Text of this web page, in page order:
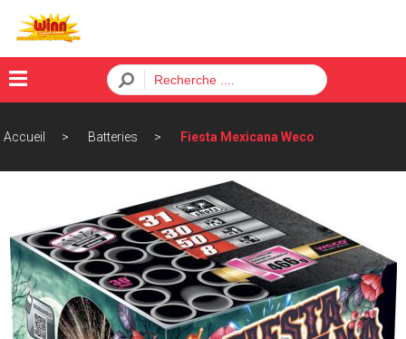
BATTERIES
FUSÉES
PÈTARDS
ORDRE
Accueil Batteries Fiesta Mexicana Weco